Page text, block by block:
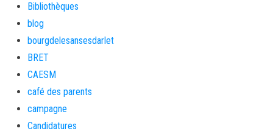
Bibliothèques
blog
bourgdelesansesdarlet
BRET
CAESM
café des parents
campagne
Candidatures